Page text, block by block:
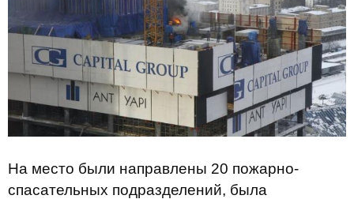
На место были направлены 20 пожарно-
спасательных подразделений, была